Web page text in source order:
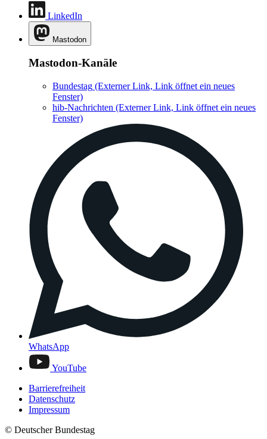
LinkedIn
Mastodon
Mastodon-Kanäle
Bundestag (Externer Link, Link öffnet ein neues
Fenster)
hib-Nachrichten (Externer Link, Link öffnet ein neues
Fenster)
WhatsApp
YouTube
Barrierefreiheit
Datenschutz
Impressum
© Deutscher Bundestag